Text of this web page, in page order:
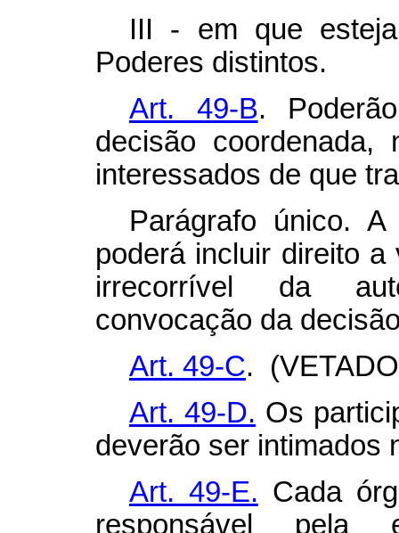
III - em que
Poderes distintos.
Art. 49-B.
decisão
interessados de que
Parágrafo único.
poderá incluir direito
irrecorrível da
convocação da
Art. 49-C.
Art. 49-D. Os
deverão ser intimados
Art. 49-E. Cada
responsável pela